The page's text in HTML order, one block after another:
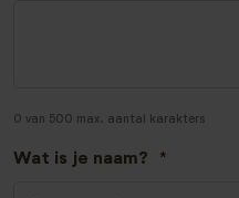
0 van 500 max. aantal karakters
Wat is je naam? *